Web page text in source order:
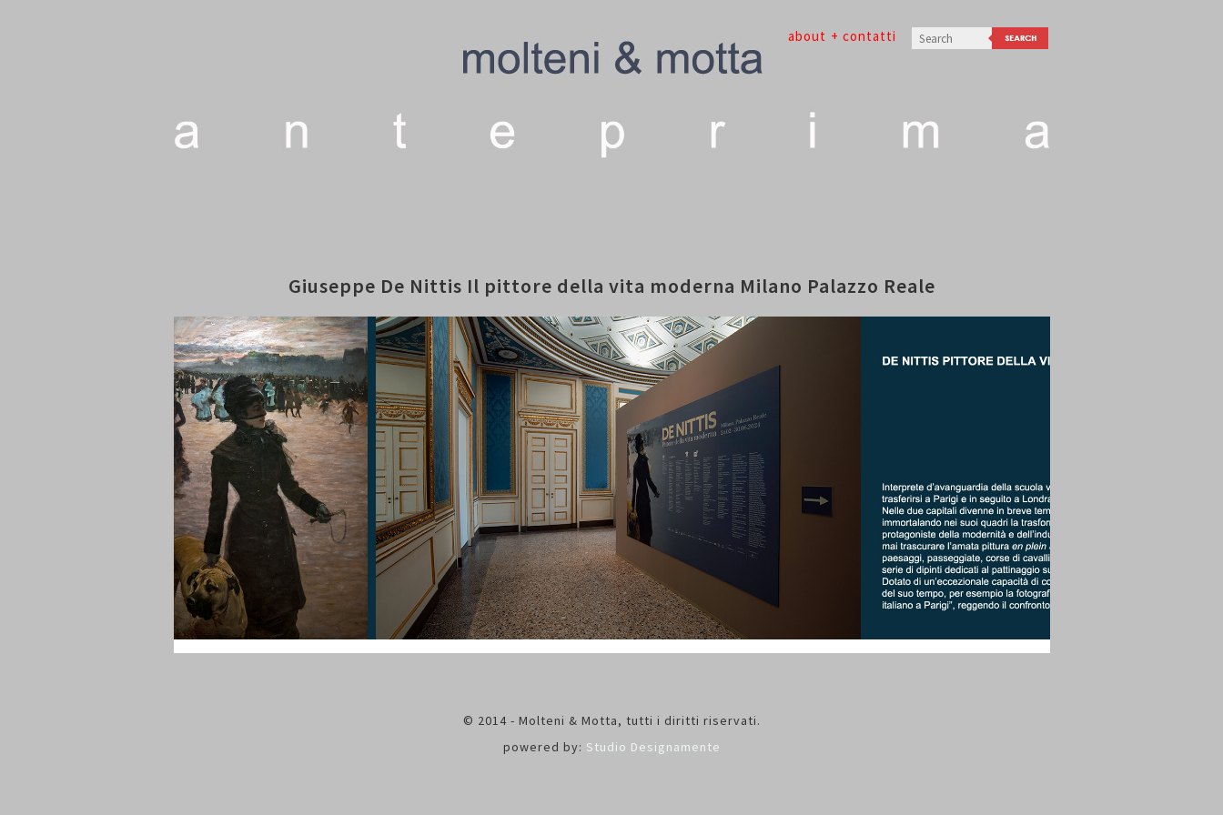
+ contatti
about
Giuseppe De Nittis Il pittore della vita moderna Milano Palazzo Reale
© 2014 - Molteni & Motta, tutti i diritti riservati.
powered by: Studio Designamente